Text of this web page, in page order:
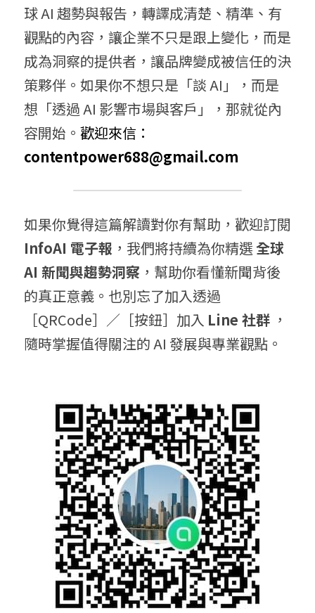
球 AI 趨勢與報告，轉譯成清楚、精準、有
觀點的內容，讓企業不只是跟上變化，而是
成為洞察的提供者，讓品牌變成被信任的決
策夥伴。如果你不想只是「談 AI」，而是
想「透過 AI 影響市場與客戶」，那就從內
容開始。
contentpower688@gmail.com
InfoAI 電子報 ，我們將持續為你精選 全球
AI 新聞與趨勢洞察 ，幫助你看懂新聞背後
的真正意義。也別忘了加入透過
［QRCode］／［按鈕］加入 Line 社群 ，
隨時掌握值得關注的 AI 發展與專業觀點。